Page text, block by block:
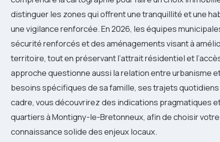
distinguer les zones qui offrent une tranquillité et une
une vigilance renforcée. En 2026, les équipes
sécurité renforcés et des aménagements visant à
territoire, tout en préservant l’attrait résidentiel et
approche questionne aussi la relation entre urbanisme
besoins spécifiques de sa famille, ses trajets
cadre, vous découvrirez des indications pragmatiques
quartiers à Montigny-le-Bretonneux, afin de choisir
connaissance solide des enjeux locaux.